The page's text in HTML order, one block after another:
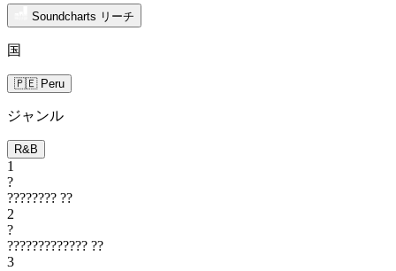
Soundcharts リーチ
国
🇵🇪 Peru
ジャンル
R&B
1
?
???????? ??
2
?
????????????? ??
3